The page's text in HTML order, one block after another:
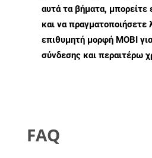
αυτά τα βήματα,
και να πραγματοποιήσετε
επιθυμητή μορφή MOBI
σύνδεσης και περαιτέρω
FAQ